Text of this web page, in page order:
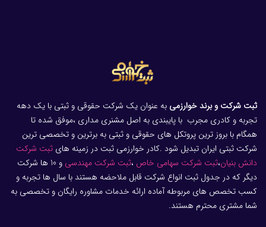
ثبت شرکت و برند خوارزمی به عنوان یک شرکت حقوقی و ثبتی با یک دهه
تجربه و کادری مجرب با پایبندی به اصل مشنری مداری ،موفق شده تا
همگام با بروز ترین پروتکل های حقوقی و ثبتی به برترین و تخصصی ترین
شرکت ثبتی ایران تبدیل شود .کادر خوارزمی ثبت در زمینه های ثبت شرکت
دانش بنیان،ثبت شرکت سهامی خاص ،ثبت شرکت مهندسی
و 10 ها شرکت
دیگر که در جدول ثبت انواع شرکت قابل ملاحضه هستند با سال ها تجربه و
کسب تخصص های مربوطه آماده ارائه خدمات مشاوره رایگان و تخصصی به
شما مشتری محترم هستند.